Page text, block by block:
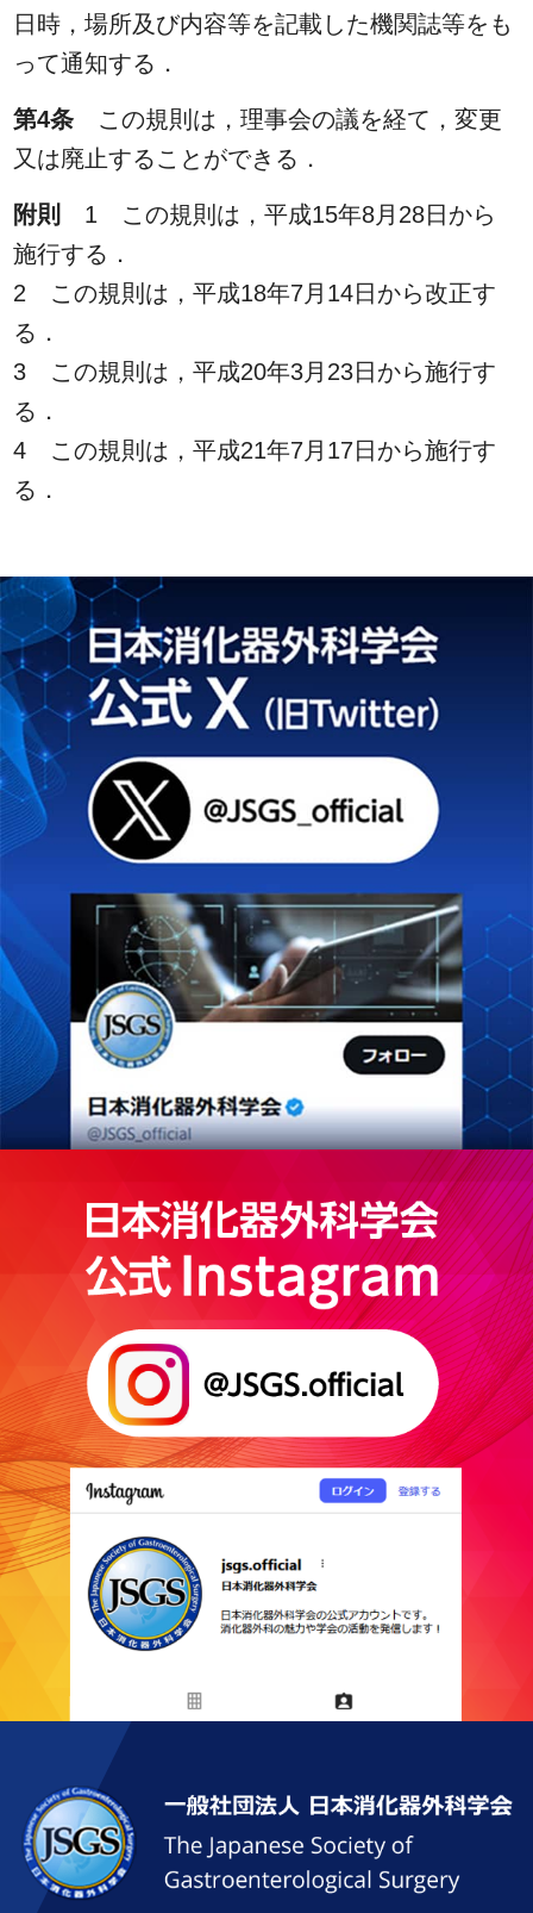
日時，場所及び内容等を記載した機関誌等をも
って通知する．
第4条 この規則は，理事会の議を経て，変更
又は廃止することができる．
附則 1 この規則は，平成15年8月28日から
施行する．
2 この規則は，平成18年7月14日から改正す
る．
3 この規則は，平成20年3月23日から施行す
る．
4 この規則は，平成21年7月17日から施行す
る．